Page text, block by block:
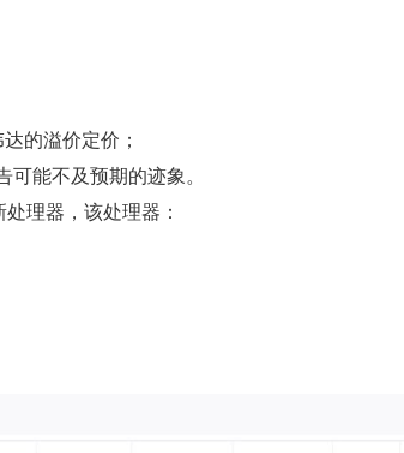
的溢价定价；
能不及预期的迹象。
理器，该处理器：